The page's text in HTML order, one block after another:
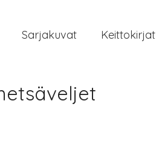
Sarjakuvat Keittokirjat